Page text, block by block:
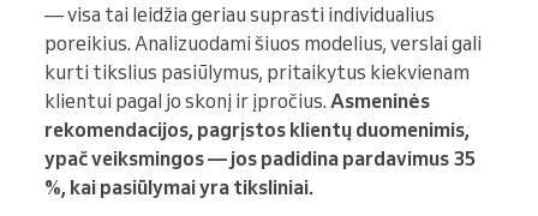
— visa tai leidžia geriau suprasti individualius
poreikius. Analizuodami šiuos modelius, verslai gali
kurti tikslius pasiūlymus, pritaikytus kiekvienam
klientui pagal jo skonį ir įpročius. Asmeninės
rekomendacijos, pagrįstos klientų duomenimis,
ypač veiksmingos — jos padidina pardavimus 35
%, kai pasiūlymai yra tiksliniai.